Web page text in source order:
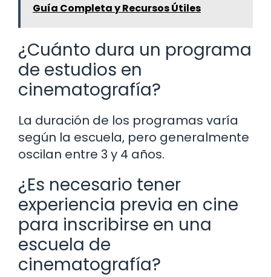
Guía Completa y Recursos Útiles
¿Cuánto dura un programa
de estudios en
cinematografía?
La duración de los programas varía
según la escuela, pero generalmente
oscilan entre 3 y 4 años.
¿Es necesario tener
experiencia previa en cine
para inscribirse en una
escuela de
cinematografía?